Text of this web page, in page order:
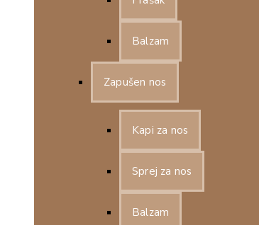
Balzam
Zapušen nos
Kapi za nos
Sprej za nos
Balzam